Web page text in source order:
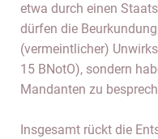
etwa durch einen
dürfen die
(vermeintlicher)
15 BNotO), sondern
Mandanten zu
Insgesamt rückt die